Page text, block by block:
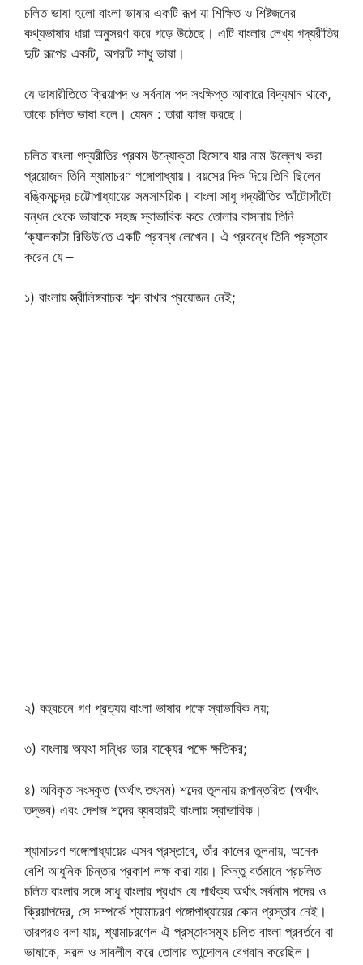
চলিত ভাষা হলো বাংলা ভাষার একটি রূপ যা শিক্ষিত ও শিষ্টজনের
কথ্যভাষার ধারা অনুসরণ করে গড়ে উঠেছে। এটি বাংলার লেখ্য গদ্যরীতির
দুটি রূপের একটি, অপরটি সাধু ভাষা।
যে ভাষারীতিতে ক্রিয়াপদ ও সর্বনাম পদ সংক্ষিপ্ত আকারে বিদ্যমান থাকে,
তাকে চলিত ভাষা বলে। যেমন : তারা কাজ করছে।
চলিত বাংলা গদ্যরীতির প্রথম উদ্যোক্তা হিসেবে যার নাম উল্লেখ করা
প্রয়োজন তিনি শ্যামাচরণ গঙ্গোপাধ্যায়। বয়সের দিক দিয়ে তিনি ছিলেন
বঙ্কিমচন্দ্র চট্টোপাধ্যায়ের সমসাময়িক। বাংলা সাধু গদ্যরীতির আঁটোসাঁটো
বন্ধন থেকে ভাষাকে সহজ স্বাভাবিক করে তোলার বাসনায় তিনি
‘ক্যালকাটা রিভিউ’তে একটি প্রবন্ধ লেখেন। ঐ প্রবন্ধে তিনি প্রস্তাব
করেন যে –
১) বাংলায় স্ত্রীলিঙ্গবাচক শব্দ রাখার প্রয়োজন নেই;
২) বহুবচনে গণ প্রত্যয় বাংলা ভাষার পক্ষে স্বাভাবিক নয়;
৩) বাংলায় অযথা সন্ধির ভার বাক্যের পক্ষে ক্ষতিকর;
৪) অবিকৃত সংস্কৃত (অর্থাৎ তৎসম) শব্দের তুলনায় রূপান্তরিত (অর্থাৎ
তদ্ভব) এবং দেশজ শব্দের ব্যবহারই বাংলায় স্বাভাবিক।
শ্যামাচরণ গঙ্গোপাধ্যায়ের এসব প্রস্তাবে, তাঁর কালের তুলনায়, অনেক
বেশি আধুনিক চিন্তার প্রকাশ লক্ষ করা যায়। কিন্তু বর্তমানে প্রচলিত
চলিত বাংলার সঙ্গে সাধু বাংলার প্রধান যে পার্থক্য অর্থাৎ সর্বনাম পদের ও
ক্রিয়াপদের, সে সম্পর্কে শ্যামাচরণ গঙ্গোপাধ্যায়ের কোন প্রস্তাব নেই।
তারপরও বলা যায়, শ্যামাচরণেল ঐ প্রস্তাবসমূহ চলিত বাংলা প্রবর্তনে বা
ভাষাকে, সরল ও সাবলীল করে তোলার আন্দোলন বেগবান করেছিল।